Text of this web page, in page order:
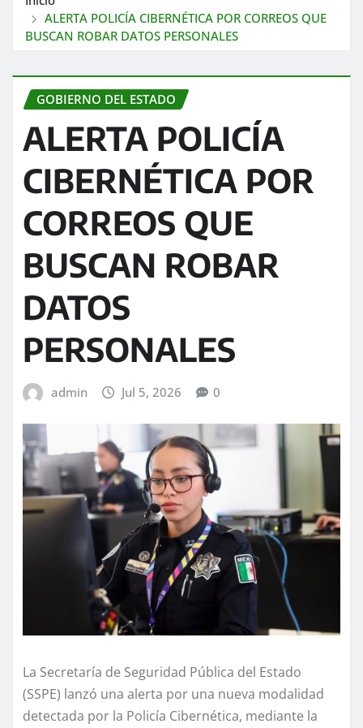
ALERTA POLICÍA CIBERNÉTICA POR CORREOS QUE
BUSCAN ROBAR DATOS PERSONALES
GOBIERNO DEL ESTADO
ALERTA POLICÍA
CIBERNÉTICA POR
CORREOS QUE
BUSCAN ROBAR
DATOS
PERSONALES
admin Jul 5, 2026 0
La Secretaría de Seguridad Pública del Estado
(SSPE) lanzó una alerta por una nueva modalidad
detectada por la Policía Cibernética, mediante la